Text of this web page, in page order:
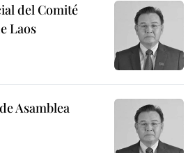
del Comité
Laos
Asamblea